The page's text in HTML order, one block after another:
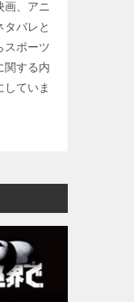
画、アニ
タバレと
スポーツ
関する内
していま